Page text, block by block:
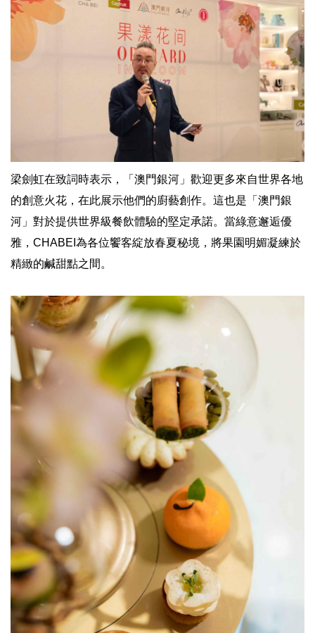
梁劍虹在致詞時表示，「澳門銀河」歡迎更多來自世界各地
的創意火花，在此展示他們的廚藝創作。這也是「澳門銀
河」對於提供世界級餐飲體驗的堅定承諾。當綠意邂逅優
雅，CHABEI為各位饗客綻放春夏秘境，將果園明媚凝練於
精緻的鹹甜點之間。